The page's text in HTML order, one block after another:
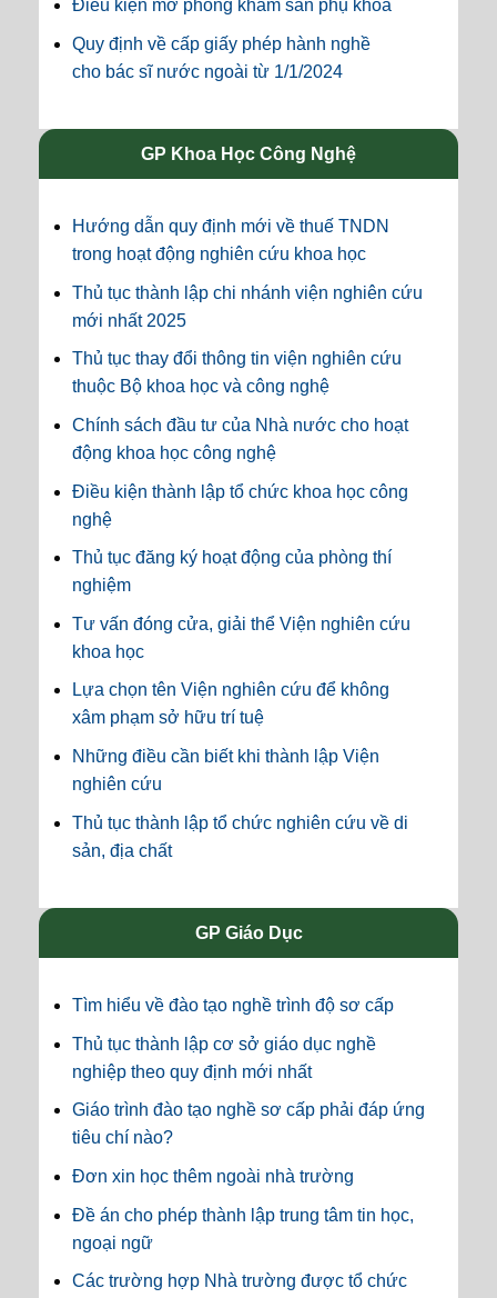
Điều kiện mở phòng khám sản phụ khoa
Quy định về cấp giấy phép hành nghề
cho bác sĩ nước ngoài từ 1/1/2024
GP Khoa Học Công Nghệ
Hướng dẫn quy định mới về thuế TNDN
trong hoạt động nghiên cứu khoa học
Thủ tục thành lập chi nhánh viện nghiên cứu
mới nhất 2025
Thủ tục thay đổi thông tin viện nghiên cứu
thuộc Bộ khoa học và công nghệ
Chính sách đầu tư của Nhà nước cho hoạt
động khoa học công nghệ
Điều kiện thành lập tổ chức khoa học công
nghệ
Thủ tục đăng ký hoạt động của phòng thí
nghiệm
Tư vấn đóng cửa, giải thể Viện nghiên cứu
khoa học
Lựa chọn tên Viện nghiên cứu để không
xâm phạm sở hữu trí tuệ
Những điều cần biết khi thành lập Viện
nghiên cứu
Thủ tục thành lập tổ chức nghiên cứu về di
sản, địa chất
GP Giáo Dục
Tìm hiểu về đào tạo nghề trình độ sơ cấp
Thủ tục thành lập cơ sở giáo dục nghề
nghiệp theo quy định mới nhất
Giáo trình đào tạo nghề sơ cấp phải đáp ứng
tiêu chí nào?
Đơn xin học thêm ngoài nhà trường
Đề án cho phép thành lập trung tâm tin học,
ngoại ngữ
Các trường hợp Nhà trường được tổ chức